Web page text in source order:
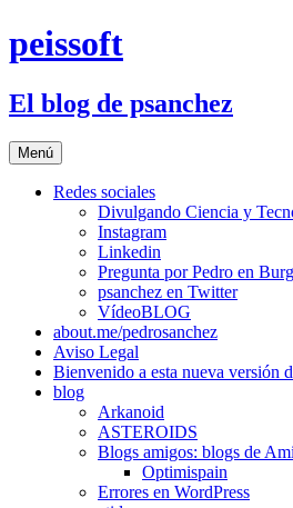
Saltar
al
peissoft
El blog de psanchez
Menú
Redes sociales
Divulgando Ciencia y
Instagram
Linkedin
Pregunta por Pedro en
psanchez en Twitter
VídeoBLOG
about.me/pedrosanchez
Aviso Legal
Bienvenido a esta nueva versión
blog
Arkanoid
ASTEROIDS
Blogs amigos: blogs de
Optimispain
Errores en WordPress